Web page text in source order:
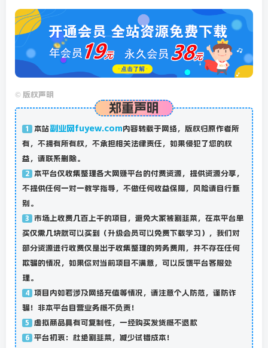
© 版权声明
郑重声明
1 本站副业网fuyew.com内容转载于网络，版权归原作者所
有，不拥有所有权，不承担相关法律责任，如果侵犯了您的权
益，请联系删除。
2 本平台仅收集整理各大网赚平台的付费资源，提供资源分享，
不提供任何一对一教学指导，不做任何收益保障，风险请自行甄
别。
3 市场上收费几百上千的项目，避免大家被割韭菜，在本平台单
买仅需几块就可以买到（升级会员可以免费下载学习），我们对
部分资源进行收费仅是出于收集整理的劳务费用，并不存在任何
欺骗的情况，如果你对当前项目不满意，可以反馈平台客服处
理。
4 项目内如若涉及网络充值等情况，请注意个人防范，谨防诈
骗！非本平台自营业务概不负责！
5 虚拟商品具有可复制性，一经购买发货概不退款
6 平台初衷：杜绝割韭菜，减少试错成本！